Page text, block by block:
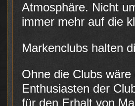
Atmosphäre. Nicht
immer mehr auf die
Markenclubs halten
Ohne die Clubs
Enthusiasten der
für den Erhalt von